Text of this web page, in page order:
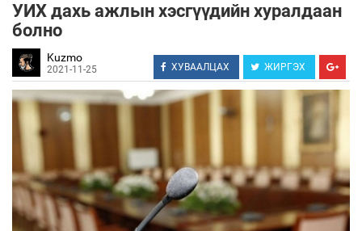
УИХ дахь ажлын хэсгүүдийн хуралдаан
болно
Kuzmo
2021-11-25 ХУВААЛЦАХ ЖИРГЭХ